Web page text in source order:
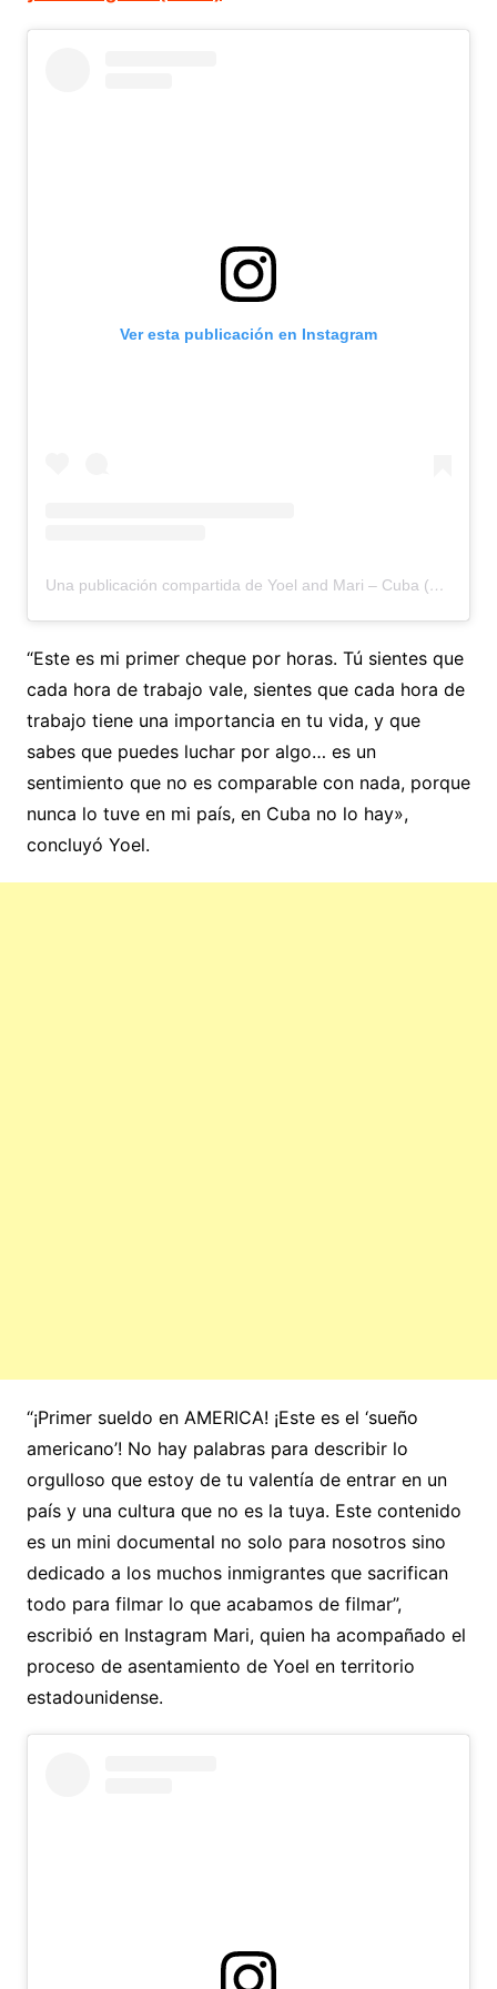
Ver esta publicación en Instagram
Una publicación compartida de Yoel and Mari – Cuba (@mimaincuba)
“Este es mi primer cheque por horas. Tú sientes que
cada hora de trabajo vale, sientes que cada hora de
trabajo tiene una importancia en tu vida, y que
sabes que puedes luchar por algo… es un
sentimiento que no es comparable con nada, porque
nunca lo tuve en mi país, en Cuba no lo hay»,
concluyó Yoel.
“¡Primer sueldo en AMERICA! ¡Este es el ‘sueño
americano’! No hay palabras para describir lo
orgulloso que estoy de tu valentía de entrar en un
país y una cultura que no es la tuya. Este contenido
es un mini documental no solo para nosotros sino
dedicado a los muchos inmigrantes que sacrifican
todo para filmar lo que acabamos de filmar”,
escribió en Instagram Mari, quien ha acompañado el
proceso de asentamiento de Yoel en territorio
estadounidense.